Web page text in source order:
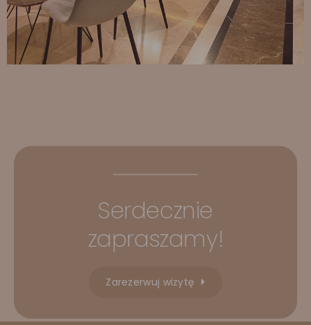
Serdecznie
zapraszamy!
Zarezerwuj wizytę